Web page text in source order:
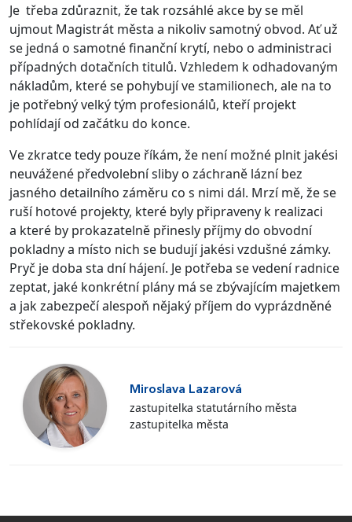
Je třeba zdůraznit, že tak rozsáhlé akce by se měl
ujmout Magistrát města a nikoliv samotný obvod. Ať už
se jedná o samotné finanční krytí, nebo o administraci
případných dotačních titulů. Vzhledem k odhadovaným
nákladům, které se pohybují ve stamilionech, ale na to
je potřebný velký tým profesionálů, kteří projekt
pohlídají od začátku do konce.
Ve zkratce tedy pouze říkám, že není možné plnit jakési
neuvážené předvolební sliby o záchraně lázní bez
jasného detailního záměru co s nimi dál. Mrzí mě, že se
ruší hotové projekty, které byly připraveny k realizaci
a které by prokazatelně přinesly příjmy do obvodní
pokladny a místo nich se budují jakési vzdušné zámky.
Pryč je doba sta dní hájení. Je potřeba se vedení radnice
zeptat, jaké konkrétní plány má se zbývajícím majetkem
a jak zabezpečí alespoň nějaký příjem do vyprázdněné
střekovské pokladny.
Miroslava Lazarová
zastupitelka statutárního města
zastupitelka města